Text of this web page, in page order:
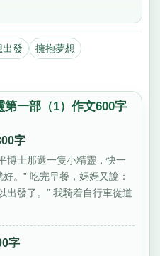
出發
擁抱夢想
一部（1）作文600字
字
博士那選一隻小精靈，快一
。” 吃完早餐，媽媽又說：
出發了。” 我騎着自行車從道
字